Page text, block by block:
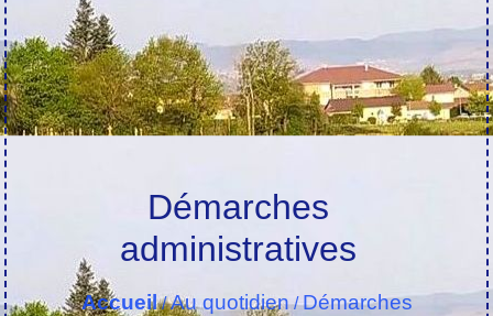
Démarches
administratives
Accueil/Au quotidien/Démarches